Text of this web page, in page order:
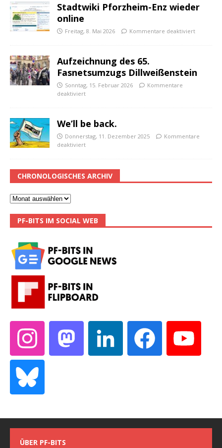
Stadtwiki Pforzheim-Enz wieder
online
Freitag, 8. Mai 2026 Kommentare deaktiviert
Aufzeichnung des 65.
Fasnetsumzugs Dillweißenstein
Sonntag, 15. Februar 2026
Kommentare
deaktiviert
We’ll be back.
Donnerstag, 11. Dezember 2025
Kommentare
deaktiviert
CHRONOLOGISCHES ARCHIV
PF-BITS IM SOCIAL WEB
ÜBER PF-BITS